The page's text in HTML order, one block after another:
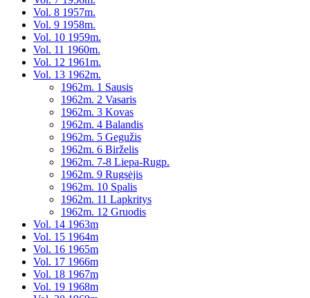
Vol. 8 1957m.
Vol. 9 1958m.
Vol. 10 1959m.
Vol. 11 1960m.
Vol. 12 1961m.
Vol. 13 1962m.
1962m. 1 Sausis
1962m. 2 Vasaris
1962m. 3 Kovas
1962m. 4 Balandis
1962m. 5 Gegužis
1962m. 6 Birželis
1962m. 7-8 Liepa-Rugp.
1962m. 9 Rugsėjis
1962m. 10 Spalis
1962m. 11 Lapkritys
1962m. 12 Gruodis
Vol. 14 1963m
Vol. 15 1964m
Vol. 16 1965m
Vol. 17 1966m
Vol. 18 1967m
Vol. 19 1968m